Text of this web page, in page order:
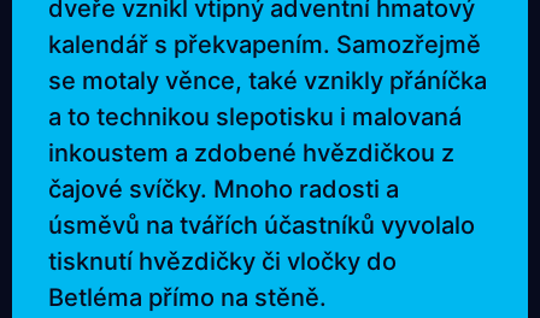
dveře vznikl vtipný adventní hmatový
kalendář s překvapením. Samozřejmě
se motaly věnce, také vznikly přáníčka
a to technikou slepotisku i malovaná
inkoustem a zdobené hvězdičkou z
čajové svíčky. Mnoho radosti a
úsměvů na tvářích účastníků vyvolalo
tisknutí hvězdičky či vločky do
Betléma přímo na stěně.